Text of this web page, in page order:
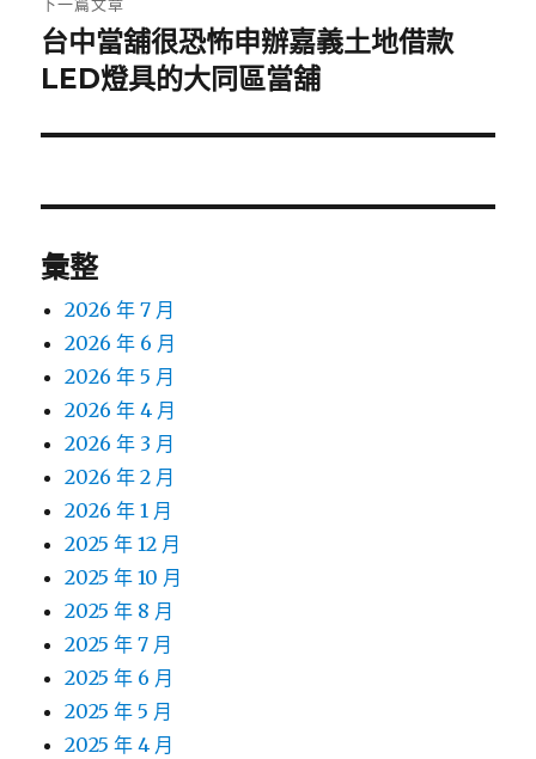
下
一
文
台中當舖很恐怖申辦嘉義土地借款
LED燈具的大同區當舖
彙整
2026 年 7 月
2026 年 6 月
2026 年 5 月
2026 年 4 月
2026 年 3 月
2026 年 2 月
2026 年 1 月
2025 年 12 月
2025 年 10 月
2025 年 8 月
2025 年 7 月
2025 年 6 月
2025 年 5 月
2025 年 4 月